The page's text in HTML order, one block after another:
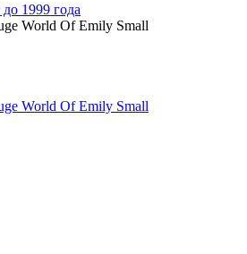
1999 года
World Of Emily Small